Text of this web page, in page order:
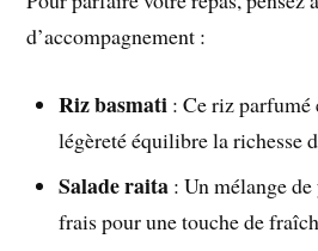
d’accompagnement :
Riz basmati : Ce riz parfumé
légèreté équilibre la richesse
Salade raita : Un mélange
frais pour une touche de